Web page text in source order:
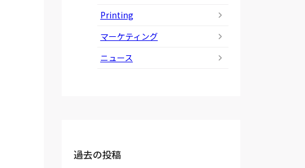
Printing
マーケティング
ニュース
過去の投稿